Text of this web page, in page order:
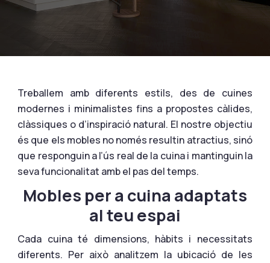
Treballem amb diferents estils, des de cuines
modernes i minimalistes fins a propostes càlides,
clàssiques o d’inspiració natural. El nostre objectiu
és que els mobles no només resultin atractius, sinó
que responguin a l’ús real de la cuina i mantinguin la
seva funcionalitat amb el pas del temps.
Mobles per a cuina adaptats
al teu espai
Cada cuina té dimensions, hàbits i necessitats
diferents. Per això analitzem la ubicació de les